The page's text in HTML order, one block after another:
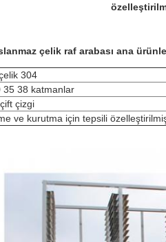
çelik raf arabası ana
304
35 38 katmanlar
çizgi
ve kurutma için tepsili